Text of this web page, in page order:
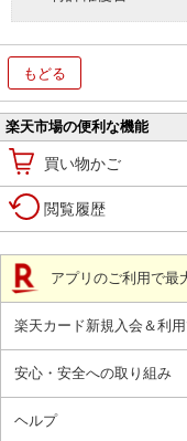
もどる
楽天市場の便利な機能
買い物かご
閲覧履歴
アプリのご利用で最
楽天カード新規入会＆利
安心・安全への取り組み
ヘルプ